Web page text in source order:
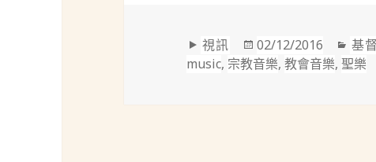
格
式
視訊
發
佈
02/12/2016
分
類
基
music, 宗教音樂,教會音樂,聖樂